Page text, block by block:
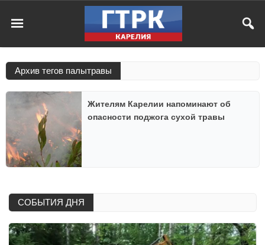
Архив тегов палытравы
Жителям Карелии напоминают об
опасности поджога сухой травы
СОБЫТИЯ ДНЯ